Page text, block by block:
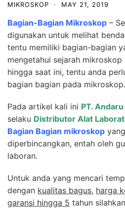
MIKROSKOP
· MAY 21, 2019
Bagian-Bagian Mikroskop –
digunakan untuk melihat
tentu memiliki bagian-bagian
mengetahui sejarah
hingga saat ini, tentu anda
bagian bagian pada mikroskop.
Pada artikel kali ini PT.
selaku Distributor Alat
Bagian Bagian mikroskop
diperbincangkan, entah oleh
laboran.
Untuk anda yang mencari
dengan kualitas bagus, harga
garansi hingga 5 tahun